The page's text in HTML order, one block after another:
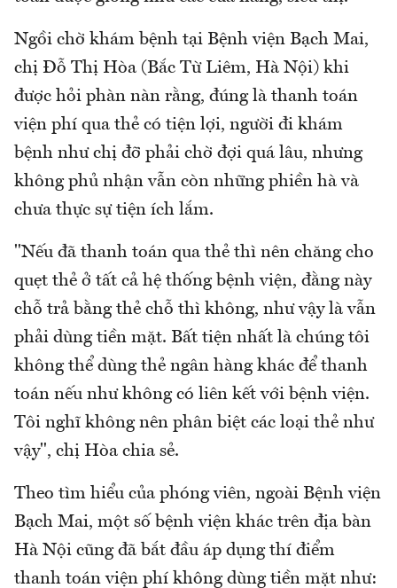
Ngồi chờ khám bệnh tại Bệnh viện Bạch Mai,
chị Đỗ Thị Hòa (Bắc Từ Liêm, Hà Nội) khi
được hỏi phàn nàn rằng, đúng là thanh toán
viện phí qua thẻ có tiện lợi, người đi khám
bệnh như chị đỡ phải chờ đợi quá lâu, nhưng
không phủ nhận vẫn còn những phiền hà và
chưa thực sự tiện ích lắm.
"Nếu đã thanh toán qua thẻ thì nên chăng cho
quẹt thẻ ở tất cả hệ thống bệnh viện, đằng này
chỗ trả bằng thẻ chỗ thì không, như vậy là vẫn
phải dùng tiền mặt. Bất tiện nhất là chúng tôi
không thể dùng thẻ ngân hàng khác để thanh
toán nếu như không có liên kết với bệnh viện.
Tôi nghĩ không nên phân biệt các loại thẻ như
vậy", chị Hòa chia sẻ.
Theo tìm hiểu của phóng viên, ngoài Bệnh viện
Bạch Mai, một số bệnh viện khác trên địa bàn
Hà Nội cũng đã bắt đầu áp dụng thí điểm
thanh toán viện phí không dùng tiền mặt như: